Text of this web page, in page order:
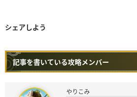
シェアしよう
記事を書いている攻略メンバー
やりこみ